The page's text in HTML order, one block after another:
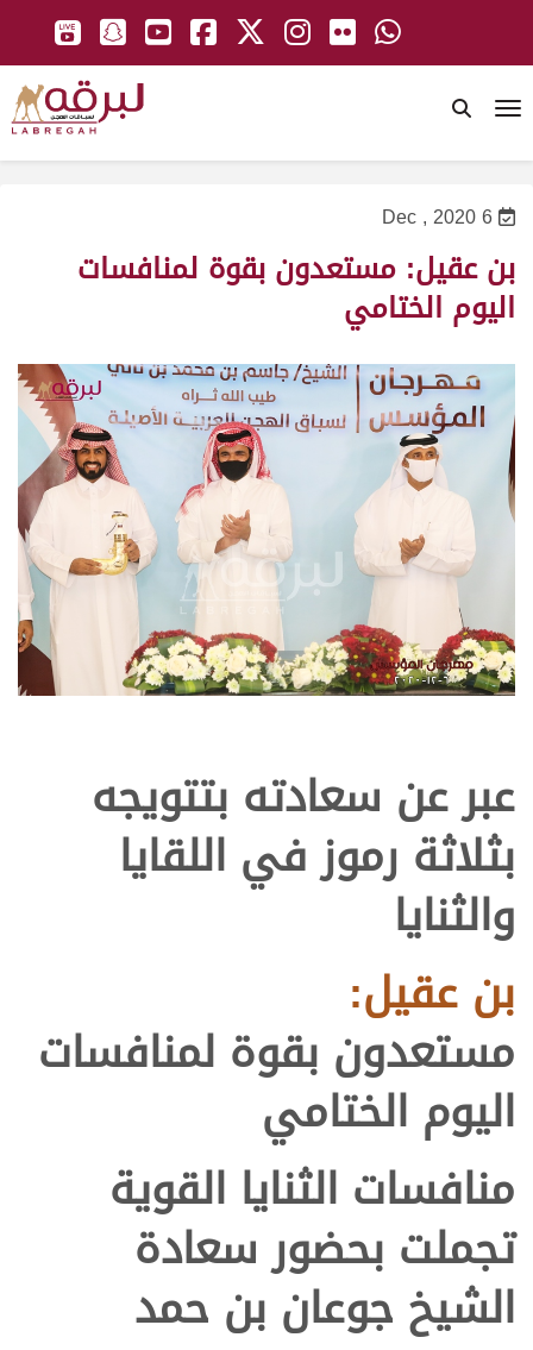
6 Dec , 2020
بن عقيل: مستعدون بقوة لمنافسات
اليوم الختامي
عبر عن سعادته بتتويجه
بثلاثة رموز في اللقايا
والثنايا
بن عقيل:
مستعدون بقوة لمنافسات
اليوم الختامي
منافسات الثنايا القوية
تجملت بحضور سعادة
الشيخ جوعان بن حمد